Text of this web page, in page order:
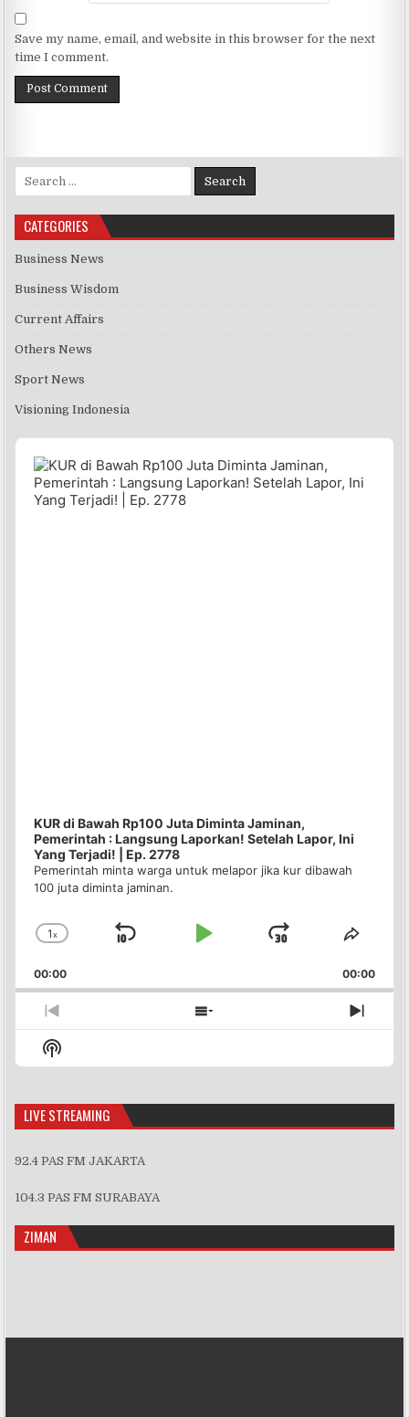
Save my name, email, and website in this browser for the next
time I comment.
Search for:
CATEGORIES
Business News
Business Wisdom
Current Affairs
Others News
Sport News
Visioning Indonesia
Audio
Player
KUR di Bawah Rp100 Juta Diminta Jaminan,
Pemerintah : Langsung Laporkan! Setelah Lapor, Ini
Yang Terjadi! | Ep. 2778
Pemerintah minta warga untuk melapor jika kur dibawah
100 juta diminta jaminan.
Change
Rate
1x
Skip
Play
Jump
Forward
Share
00:00 00:00
Previous
Episode
Show
Next
Show
Podcast
LIVE STREAMING
92.4 PAS FM JAKARTA
104.3 PAS FM SURABAYA
ZIMAN